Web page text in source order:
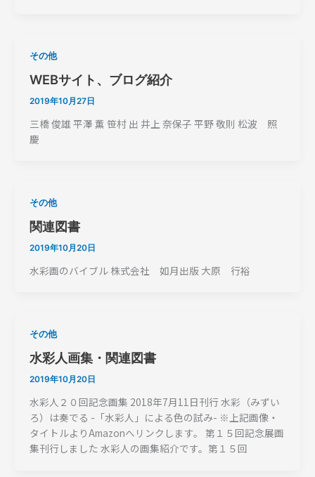
その他
WEBサイト、ブログ紹介
2019年10月27日
三橋 俊雄 平澤 薫 笹村 出 井上 奈保子 平野 敬則 松波 照
慶
その他
関連図書
2019年10月20日
水彩画のバイブル 株式会社 如月出版 大原 行裕
その他
水彩人画集・関連図書
2019年10月20日
水彩人２０回記念画集 2018年7月11日刊行 水彩（みずい
ろ）は奏でる -「水彩人」による色の試み- ※上記画像・
タイトルよりAmazonへリンクします。 第１５回記念展画
集刊行しました 水彩人の画集紹介です。第１５回